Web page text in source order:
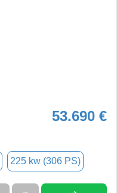
53.690 €
225 kw (306 PS)